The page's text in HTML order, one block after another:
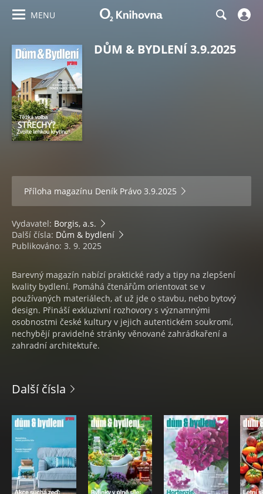
MENU
DŮM & BYDLENÍ 3.9.2025
Příloha magazínu Deník Právo 3.9.2025
Vydavatel: Borgis, a.s.
Další čísla: Dům & bydlení
Publikováno: 3. 9. 2025
Barevný magazín nabízí praktické rady a tipy na zlepšení
kvality bydlení. Pomáhá čtenářům orientovat se v
používaných materiálech, ať už jde o stavbu, nebo bytový
design. Přináší exkluzivní rozhovory s významnými
osobnostmi české kultury v jejich autentickém soukromí,
nechybějí pravidelné stránky věnované zahrádkaření a
zahradní architektuře.
Další čísla